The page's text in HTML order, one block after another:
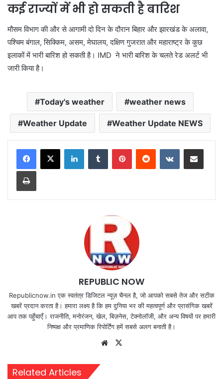
कई राज्यों में भी हो सकती है बारिश
मौसम विभाग की और से आगामी दो दिन के दौरान बिहार और झारखंड के अलावा,
पश्चिम बंगाल, सिक्किम, असम, मेघालय, दक्षिण गुजरात और महाराष्ट्र के कुछ
इलाकों में भारी बारिश हो सकती है। IMD ने भारी बारिश के चलते रेड अलर्ट भी
जारी किया है।
Today's weather weather news
Weather Update Weather Update NEWS
LinkedInTumblr PinterestReddit VKontakteShare via Email
Print
REPUBLIC NOW
Republicnow.in एक स्वतंत्र डिजिटल न्यूज़ चैनल है, जो आपको सबसे तेज और सटीक
खबरें प्रदान करता है। हमारा लक्ष्य है कि हम दुनिया भर की महत्वपूर्ण और प्रासंगिक खबरें
आप तक पहुँचाएँ। राजनीति, मनोरंजन, खेल, बिज़नेस, टेक्नोलॉजी, और अन्य विषयों पर हमारी
निष्पक्ष और प्रमाणिक रिपोर्टिंग हमें सबसे अलग बनाती है।
Website
Related Articles